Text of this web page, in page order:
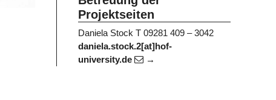
Projektseiten
Daniela Stock T 09281 409 – 3042
daniela.stock.2[at]hof-
university.de